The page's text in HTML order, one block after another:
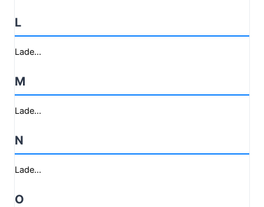
L
Lade...
M
Lade...
N
Lade...
O